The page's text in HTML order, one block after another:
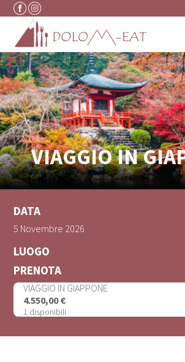
Vai al contenuto
VIAGGIO IN
DATA
5 Novembre 2026
LUOGO
PRENOTA
VIAGGIO IN GIAPPONE
4.550,00€
1 disponibili